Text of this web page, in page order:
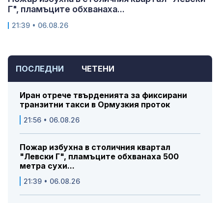
ПОСЛЕДНИ ЧЕТЕНИ
Иран отрече твърденията за фиксирани
транзитни такси в Ормузкия проток
21:56 • 06.08.26
Пожар избухна в столичния квартал
"Левски Г", пламъците обхванаха 500
метра сухи...
21:39 • 06.08.26
Г", пламъците обхванаха...
21:39 • 06.08.26